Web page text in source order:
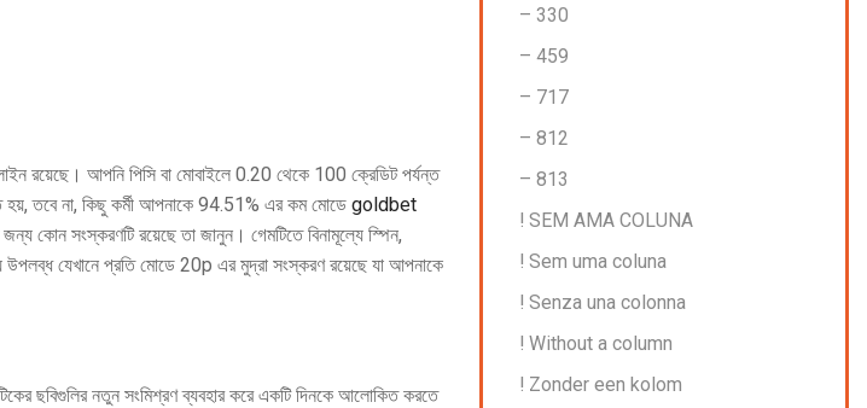
রয়েছে। আপনি পিসি বা মোবাইলে 0.20 থেকে 100 ক্রেডিট পর্যন্ত
হয়, তবে না, কিছু কর্মী আপনাকে 94.51% এর কম মোডে goldbet
কোন সংস্করণটি রয়েছে তা জানুন। গেমটিতে বিনামূল্যে স্পিন,
যেখানে প্রতি মোডে 20p এর মুদ্রা সংস্করণ রয়েছে যা আপনাকে
ছবিগুলির নতুন সংমিশ্রণ ব্যবহার করে একটি দিনকে আলোকিত করতে
– 330
– 459
– 717
– 812
– 813
! SEM AMA COLUNA
! Sem uma coluna
! Senza una colonna
! Without a column
! Zonder een kolom